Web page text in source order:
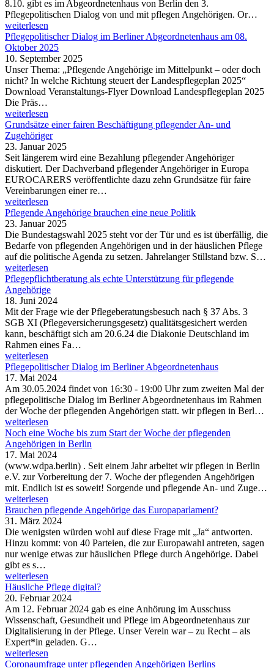
8.10. gibt es im Abgeordnetenhaus von Berlin den 3.
Pflegepolitischen Dialog von und mit pflegen Angehörigen. Or…
weiterlesen
Pflegepolitischer Dialog im Berliner Abgeordnetenhaus am 08.
Oktober 2025
10. September 2025
Unser Thema: „Pflegende Angehörige im Mittelpunkt – oder doch
nicht? In welche Richtung steuert der Landespflegeplan 2025“
Download Veranstaltungs-Flyer Download Landespflegeplan 2025
Die Präs…
weiterlesen
Grundsätze einer fairen Beschäftigung pflegender An- und
Zugehöriger
23. Januar 2025
Seit längerem wird eine Bezahlung pflegender Angehöriger
diskutiert. Der Dachverband pflegender Angehöriger in Europa
EUROCARERS veröffentlichte dazu zehn Grundsätze für faire
Vereinbarungen einer re…
weiterlesen
Pflegende Angehörige brauchen eine neue Politik
23. Januar 2025
Die Bundestagswahl 2025 steht vor der Tür und es ist überfällig, die
Bedarfe von pflegenden Angehörigen und in der häuslichen Pflege
auf die politische Agenda zu setzen. Jahrelanger Stillstand bzw. S…
weiterlesen
Pflegepflichtberatung als echte Unterstützung für pflegende
Angehörige
18. Juni 2024
Mit der Frage wie der Pflegeberatungsbesuch nach § 37 Abs. 3
SGB XI (Pflegeversicherungsgesetz) qualitätsgesichert werden
kann, beschäftigt sich am 20.6.24 die Diakonie Deutschland im
Rahmen eines Fa…
weiterlesen
Pflegepolitischer Dialog im Berliner Abgeordnetenhaus
17. Mai 2024
Am 30.05.2024 findet von 16:30 - 19:00 Uhr zum zweiten Mal der
pflegepolitische Dialog im Berliner Abgeordnetenhaus im Rahmen
der Woche der pflegenden Angehörigen statt. wir pflegen in Berl…
weiterlesen
Noch eine Woche bis zum Start der Woche der pflegenden
Angehörigen in Berlin
17. Mai 2024
(www.wdpa.berlin) . Seit einem Jahr arbeitet wir pflegen in Berlin
e.V. zur Vorbereitung der 7. Woche der pflegenden Angehörigen
mit. Endlich ist es soweit! Sorgende und pflegende An- und Zuge…
weiterlesen
Brauchen pflegende Angehörige das Europaparlament?
31. März 2024
Die wenigsten würden wohl auf diese Frage mit „Ja“ antworten.
Hinzu kommt: von 40 Parteien, die zur Europawahl antreten, sagen
nur wenige etwas zur häuslichen Pflege durch Angehörige. Dabei
gibt es s…
weiterlesen
Häusliche Pflege digital?
20. Februar 2024
Am 12. Februar 2024 gab es eine Anhörung im Ausschuss
Wissenschaft, Gesundheit und Pflege im Abgeordnetenhaus zur
Digitalisierung in der Pflege. Unser Verein war – zu Recht – als
Expert*in geladen. G…
weiterlesen
Coronaumfrage unter pflegenden Angehörigen Berlins